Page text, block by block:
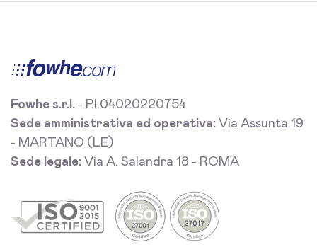
Fowhe s.r.l. - P.I.04020220754
Sede amministrativa ed operativa: Via Assunta 19
- MARTANO (LE)
Sede legale: Via A. Salandra 18 - ROMA